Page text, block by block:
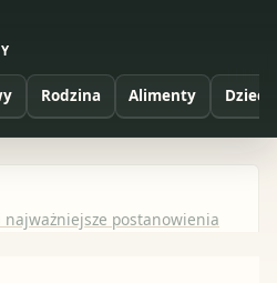
Rodzina Alimenty Dzieci
postanowienia